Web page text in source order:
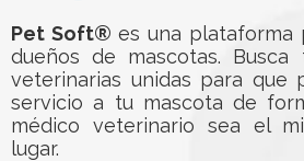
Pet Soft® es una plataforma
dueños de mascotas.
veterinarias unidas para que
servicio a tu mascota de
médico veterinario sea el
lugar.